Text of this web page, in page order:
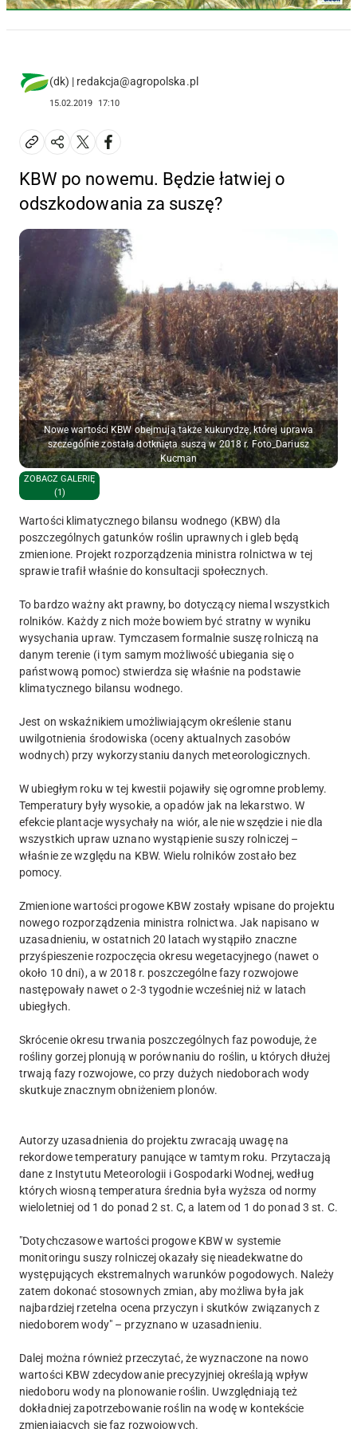
(dk) | redakcja@agropolska.pl
15.02.2019 17:10
KBW po nowemu. Będzie łatwiej o
odszkodowania za suszę?
Nowe wartości KBW obejmują także kukurydzę, której uprawa
szczególnie została dotknięta suszą w 2018 r. Foto_Dariusz
Kucman
ZOBACZ GALERIĘ
(1)
Wartości klimatycznego bilansu wodnego (KBW) dla
poszczególnych gatunków roślin uprawnych i gleb będą
zmienione. Projekt rozporządzenia ministra rolnictwa w tej
sprawie trafił właśnie do konsultacji społecznych.
To bardzo ważny akt prawny, bo dotyczący niemal wszystkich
rolników. Każdy z nich może bowiem być stratny w wyniku
wysychania upraw. Tymczasem formalnie suszę rolniczą na
danym terenie (i tym samym możliwość ubiegania się o
państwową pomoc) stwierdza się właśnie na podstawie
klimatycznego bilansu wodnego.
Jest on wskaźnikiem umożliwiającym określenie stanu
uwilgotnienia środowiska (oceny aktualnych zasobów
wodnych) przy wykorzystaniu danych meteorologicznych.
W ubiegłym roku w tej kwestii pojawiły się ogromne problemy.
Temperatury były wysokie, a opadów jak na lekarstwo. W
efekcie plantacje wysychały na wiór, ale nie wszędzie i nie dla
wszystkich upraw uznano wystąpienie suszy rolniczej –
właśnie ze względu na KBW. Wielu rolników zostało bez
pomocy.
Zmienione wartości progowe KBW zostały wpisane do projektu
nowego rozporządzenia ministra rolnictwa. Jak napisano w
uzasadnieniu, w ostatnich 20 latach wystąpiło znaczne
przyśpieszenie rozpoczęcia okresu wegetacyjnego (nawet o
około 10 dni), a w 2018 r. poszczególne fazy rozwojowe
następowały nawet o 2-3 tygodnie wcześniej niż w latach
ubiegłych.
Skrócenie okresu trwania poszczególnych faz powoduje, że
rośliny gorzej plonują w porównaniu do roślin, u których dłużej
trwają fazy rozwojowe, co przy dużych niedoborach wody
skutkuje znacznym obniżeniem plonów.
Autorzy uzasadnienia do projektu zwracają uwagę na
rekordowe temperatury panujące w tamtym roku. Przytaczają
dane z Instytutu Meteorologii i Gospodarki Wodnej, według
których wiosną temperatura średnia była wyższa od normy
wieloletniej od 1 do ponad 2 st. C, a latem od 1 do ponad 3 st. C.
"Dotychczasowe wartości progowe KBW w systemie
monitoringu suszy rolniczej okazały się nieadekwatne do
występujących ekstremalnych warunków pogodowych. Należy
zatem dokonać stosownych zmian, aby możliwa była jak
najbardziej rzetelna ocena przyczyn i skutków związanych z
niedoborem wody" – przyznano w uzasadnieniu.
Dalej można również przeczytać, że wyznaczone na nowo
wartości KBW zdecydowanie precyzyjniej określają wpływ
niedoboru wody na plonowanie roślin. Uwzględniają też
dokładniej zapotrzebowanie roślin na wodę w kontekście
zmieniających się faz rozwojowych.